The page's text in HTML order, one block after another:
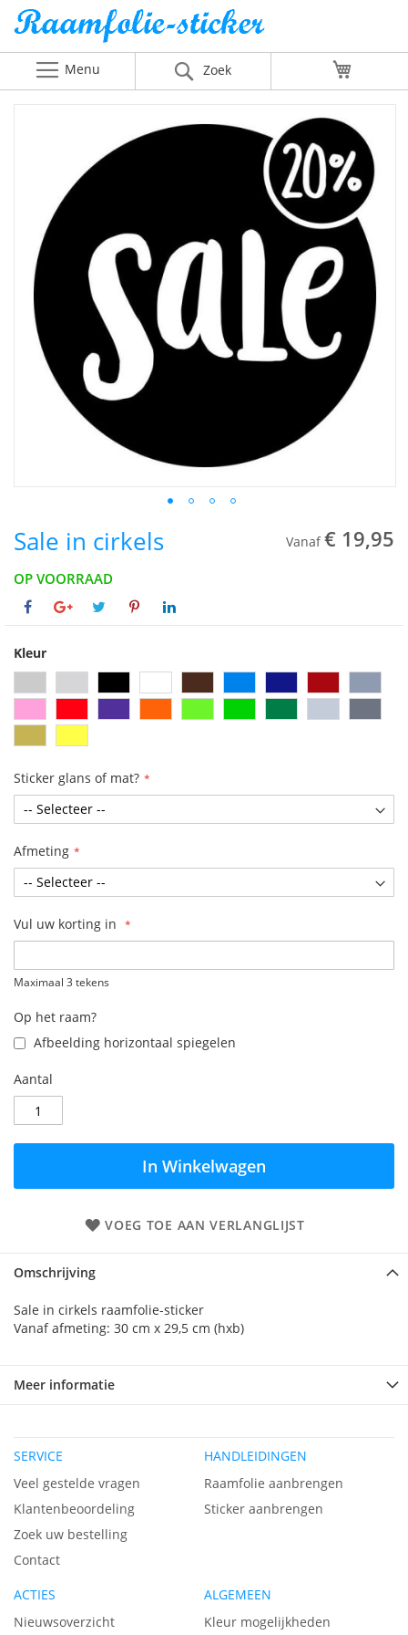
Menu Zoek
Sale in cirkels Vanaf € 19,95
OP VOORRAAD
Kleur
Sticker glans of mat?
Afmeting
Vul uw korting in
Maximaal 3 tekens
Op het raam?
Afbeelding horizontaal spiegelen
Aantal
In Winkelwagen
VOEG TOE AAN VERLANGLIJST
Omschrijving
Sale in cirkels raamfolie-sticker
Vanaf afmeting: 30 cm x 29,5 cm (hxb)
Meer informatie
SERVICE
Veel gestelde vragen
Klantenbeoordeling
Zoek uw bestelling
Contact
HANDLEIDINGEN
Raamfolie aanbrengen
Sticker aanbrengen
ACTIES
Nieuwsoverzicht
ALGEMEEN
Kleur mogelijkheden